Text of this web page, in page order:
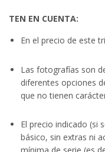
TEN EN CUENTA:
En el precio de este
Las fotografías son
diferentes opciones
que no tienen
El precio indicado (si
básico, sin extras ni